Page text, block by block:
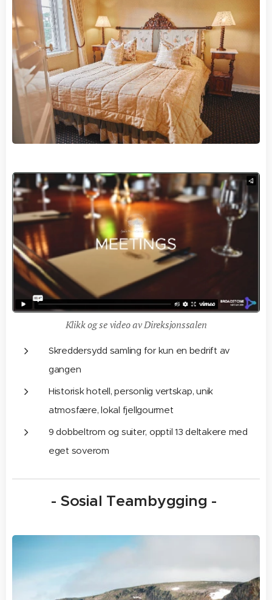
Klikk og se video av Direksjonssalen
Skreddersydd samling for kun en bedrift av
gangen
Historisk hotell, personlig vertskap, unik
atmosfære, lokal fjellgourmet
9 dobbeltrom og suiter, opptil 13 deltakere med
eget soverom
- Sosial Teambygging -